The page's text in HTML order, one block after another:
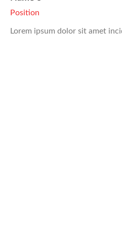
Position
Lorem ipsum dolor sit amet